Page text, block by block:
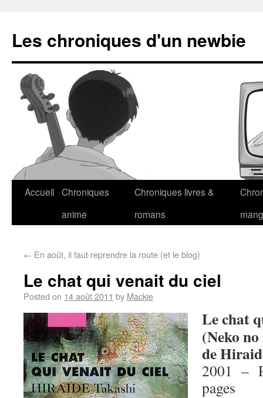
Les chroniques d'un newbie
Accueil Chroniques
anime
Chroniques livres &
romans
← En août, il faut reprendre la route (et le blog)
Le chat qui venait du ciel
Posted on 14 août 2011 by Mackie
Le chat
(Neko
de
2001 –
pages